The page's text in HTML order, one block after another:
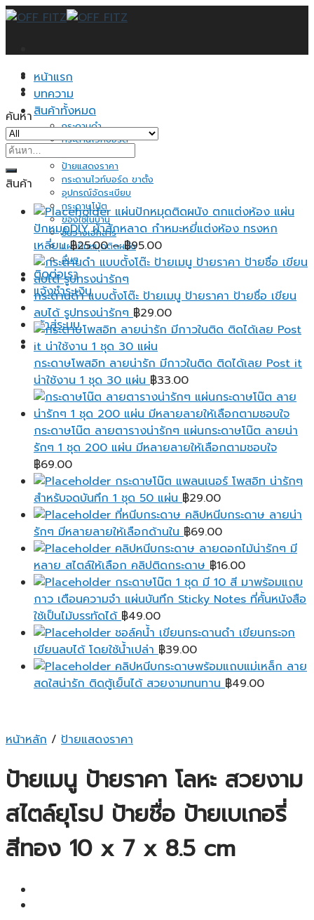
Skip
หน้าแรก
บทความ
สินค้าทั้งหมด
กระดานดำ
กระดานไวท์บอร์ด
ป้ายแสดงราคา
กระดานไวท์บอร์ด ขาตั้ง
อุปกรณ์จัดระเบียบ
กระดาษโน้ต
ของใช้ในบ้าน
ชั้นวางเอกสาร
แผ่นปักหมุดติดผนัง
อื่นๆ
ติดต่อเรา
แจ้งชำระเงิน
เข้าสู่ระบบ
ค้นหา
ค้นหา:
สินค้า
แผ่นปักหมุดติดผนัง ตกแต่งห้อง แผ่น
ปักหมุดDIY ผ้าสักหลาด กำหมะหยี่แต่งห้อง ทรงหก
เหลี่ยม ฿25.00 – ฿95.00Price
range:
through
฿95.00
กระดานดำ แบบตั้งโต๊ะ ป้ายเมนู ป้ายราคา ป้ายชื่อ เขียน
ลบได้ รูปทรงน่ารักๆ ฿29.00
กระดาษโพสอิท ลายน่ารัก มีกาวในติด ติดได้เลย Post it
น่าใช้งาน 1 ชุด 30 แผ่น ฿33.00
กระดาษโน๊ต ลายตารางน่ารักๆ แผ่นกระดาษโน๊ต ลายน่า
รักๆ 1 ชุด 200 แผ่น มีหลายลายให้เลือกตามชอบใจ
฿69.00
กระดาษโน๊ต แพลนเนอร์ โพสอิท น่ารักๆ
สำหรับจดบันทึก 1 ชุด 50 แผ่น ฿29.00
ที่หนีบกระดาษ คลิปหนีบกระดาษ ลายน่า
รักๆ มีหลายลายให้เลือกด้านใน ฿69.00
คลิปหนีบกระดาษ ลายดอกไม้น่ารักๆ มี
หลาย สไตล์ให้เลือก คลิปติดกระดาษ ฿16.00
กระดาษโน๊ต 1 ชุด มี 10 สี มาพร้อมแถบ
กาว เตือนความจํา แผ่นบันทึก Sticky Notes ที่คั้นหนังสือ
ใช้เป็นไม้บรรทัดได้ ฿49.00
ชอล์คน้ำ เขียนกระดานดำ เขียนกระจก
เขียนลบได้ โดยใช้น้ำเปล่า ฿39.00
คลิปหนีบกระดาษพร้อมแถบแม่เหล็ก ลาย
สดใสน่ารัก ติดตู้เย็นได้ สวยงามทนทาน ฿49.00
หน้าหลัก / ป้ายแสดงราคา
ป้ายเมนู ป้ายราคา โลหะ สวยงาม
สไตล์ยุโรป ป้ายชื่อ ป้ายเบเกอรี่
สีทอง 10 x 7 x 8.5 cm